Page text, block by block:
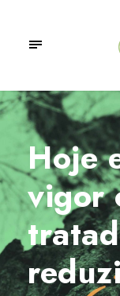
Hoje
vigor